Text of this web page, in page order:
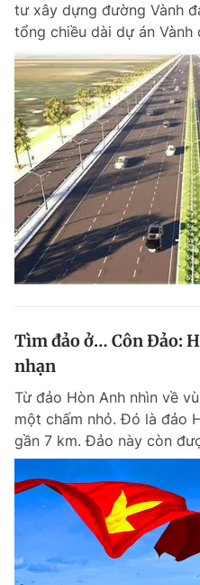
Tổng biên tập: Nguyễn Ngọc
Phó tổng biên tập thường trực:
Phó tổng biên tập: Lâm Hiếu Dũng
Phó tổng biên tập: Trần Việt
Tổng thư ký tòa soạn: Đức Trung
Giấy phép xuất bản số 110/GP -
© 2003-2026 Bản quyền thuộc
dưới mọi hình thức nếu không
Phát triển bởi ePi Technologies,
tư xây dựng đường Vành
tổng chiều dài dự án Vành
Tìm đảo ở… Côn Đảo:
nhạn
Từ đảo Hòn Anh nhìn về
một chấm nhỏ. Đó là đảo
gần 7 km. Đảo này còn